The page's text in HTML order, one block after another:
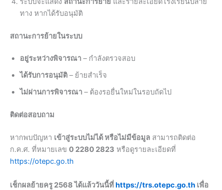
ทาง หากได้รับอนุมัติ
สถานะการย้ายในระบบ
อยู่ระหว่างพิจารณา – กำลังตรวจสอบ
ได้รับการอนุมัติ – ย้ายสำเร็จ
ไม่ผ่านการพิจารณา – ต้องรอยื่นใหม่ในรอบถัดไป
ติดต่อสอบถาม
หากพบปัญหา เข้าสู่ระบบไม่ได้ หรือไม่มีข้อมูล สามารถติดต่อ
ก.ค.ศ. ที่หมายเลข 0 2280 2823 หรือดูรายละเอียดที่
https://otepc.go.th
เช็กผลย้ายครู 2568 ได้แล้ววันนี้ที่https://trs.otepc.go.th เพื่อ